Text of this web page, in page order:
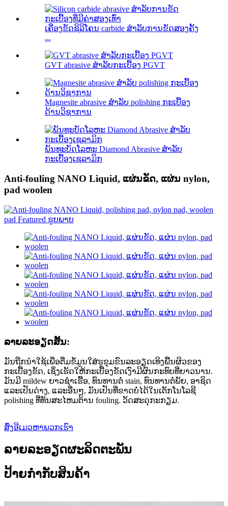
ເຄື່ອງຂັດຊິລິໂຄນ carbide ສໍາລັບການຂັດສອງຄັ້ງ
...
GVT abrasive ສໍາລັບກະເບື້ອງ PGVT
Magnesite abrasive ສໍາລັບ polishing ກະເບື້ອງ
ດ້ານວິຊາການ
ພັນທະບັດໂລຫະ Diamond Abrasive ສໍາລັບ
ກະເບື້ອງເຊລາມິກ
Anti-fouling NANO Liquid, ແຜ່ນຂັດ, ແຜ່ນ nylon,
pad woolen
ລາຍ​ລະ​ອຽດ​ສັ້ນ​:
ມັນຖືກນໍາໃຊ້ເພື່ອຕື່ມຂໍ້ມູນໃສ່ຮູຂຸມຂົນລະອຽດເທິງພື້ນຜິວຂອງ
ກະເບື້ອງຂັດ, ເຊິ່ງເຮັດໃຫ້ກະເບື້ອງຂັດເງົາມີຜົນກະທົບທີ່ຍາວນານ.
ມັນມີ mildew ຍາວຊໍາເຮື້ອ, ທົນທານຕໍ່ stain, ທົນທານຕໍ່ພັຍ, ອາຊິດ
ແລະເປັນດ່າງ, ແລະອື່ນໆ, ມັນເປັນທີ່ຂາດບໍ່ໄດ້ໃນເຕັກໂນໂລຊີ
polishing ທີ່ທັນສະໄຫມຕ້ານ fouling. ວັດສະດຸກະກຽມ.
ສົ່ງອີເມວຫາພວກເຮົາ
ລາຍລະອຽດຜະລິດຕະພັນ
ປ້າຍກຳກັບສິນຄ້າ